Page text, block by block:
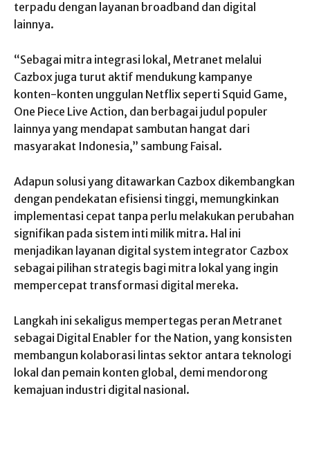
terpadu dengan layanan broadband dan digital
lainnya.
“Sebagai mitra integrasi lokal, Metranet melalui
Cazbox juga turut aktif mendukung kampanye
konten-konten unggulan Netflix seperti Squid Game,
One Piece Live Action, dan berbagai judul populer
lainnya yang mendapat sambutan hangat dari
masyarakat Indonesia,” sambung Faisal.
Adapun solusi yang ditawarkan Cazbox dikembangkan
dengan pendekatan efisiensi tinggi, memungkinkan
implementasi cepat tanpa perlu melakukan perubahan
signifikan pada sistem inti milik mitra. Hal ini
menjadikan layanan digital system integrator Cazbox
sebagai pilihan strategis bagi mitra lokal yang ingin
mempercepat transformasi digital mereka.
Langkah ini sekaligus mempertegas peran Metranet
sebagai Digital Enabler for the Nation, yang konsisten
membangun kolaborasi lintas sektor antara teknologi
lokal dan pemain konten global, demi mendorong
kemajuan industri digital nasional.